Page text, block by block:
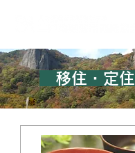
移住・定住